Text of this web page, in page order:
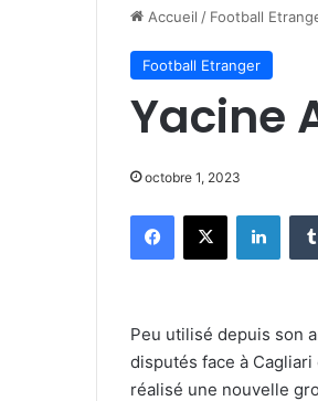
Accueil / Football
Football Etranger
Yacine
octobre 1, 2023
Facebook
X
Peu utilisé depuis son
disputés face à
réalisé une nouvelle